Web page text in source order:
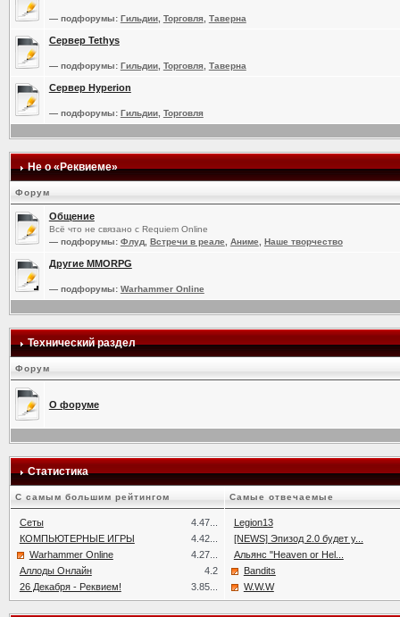
— подфорумы: Гильдии, Торговля Таверна
Сервер Tethys
— подфорумы: Гильдии, Торговля Таверна
Сервер Hyperion
— подфорумы: Гильдии, Торговля
Не о «Реквиеме»
Форум
Общение
Всё что не связано с Requiem Online
— подфорумы: Флуд, Встречи в реале Аниме Наше творчество
Другие MMORPG
— подфорумы: Warhammer Online
Технический раздел
Форум
О форуме
Статистика
C самым большим рейтингом Самые отвечаемые
Сеты
4.47...
КОМПЬЮТЕРНЫЕ ИГРЫ
4.42...
Warhammer Online
4.27...
Аллоды Онлайн
4.2
26 Декабря - Реквием!
3.85...
Legion13
[NEWS] Эпизод 2.0 будет у...
Альянс "Heaven or Hel...
Bandits
W.W.W